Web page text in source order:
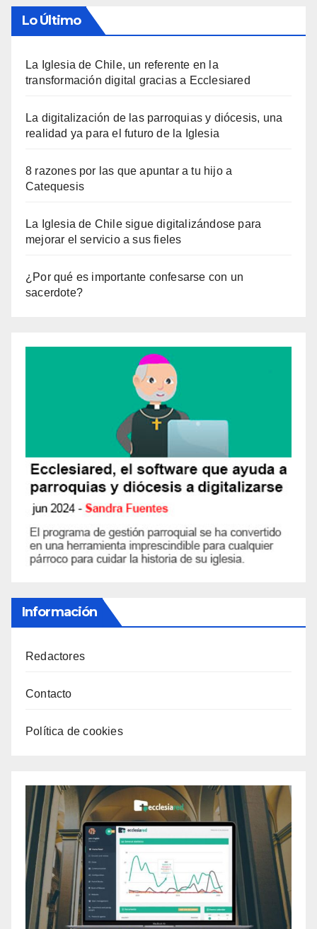
Lo Último
La Iglesia de Chile, un referente en la
transformación digital gracias a Ecclesiared
La digitalización de las parroquias y diócesis, una
realidad ya para el futuro de la Iglesia
8 razones por las que apuntar a tu hijo a
Catequesis
La Iglesia de Chile sigue digitalizándose para
mejorar el servicio a sus fieles
¿Por qué es importante confesarse con un
sacerdote?
Información
Redactores
Contacto
Política de cookies